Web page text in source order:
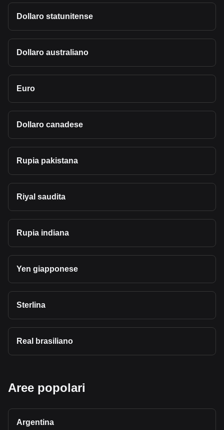
Dollaro statunitense
Dollaro australiano
Euro
Dollaro canadese
Rupia pakistana
Riyal saudita
Rupia indiana
Yen giapponese
Sterlina
Real brasiliano
Aree popolari
Argentina